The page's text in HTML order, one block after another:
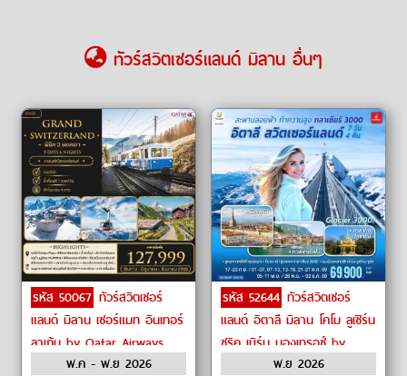
ทัวร์สวิตเซอร์แลนด์ มิลาน อื่นๆ
รหัส 50067 ทัวร์สวิตเซอร์
แลนด์ มิลาน เซอร์แมท อินเทอร์
ลาเก้น by Qatar Airways
พ.ค - พ.ย 2026
รหัส 52644 ทัวร์สวิตเซอร์
แลนด์ อิตาลี มิลาน โคโม ลูเซิร์น
ซูริค เบิร์น มองเทรอซ์ by
พ.ย 2026